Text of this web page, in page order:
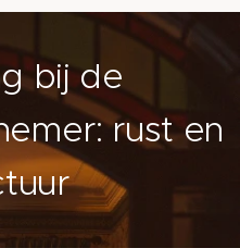
bij de
rust en